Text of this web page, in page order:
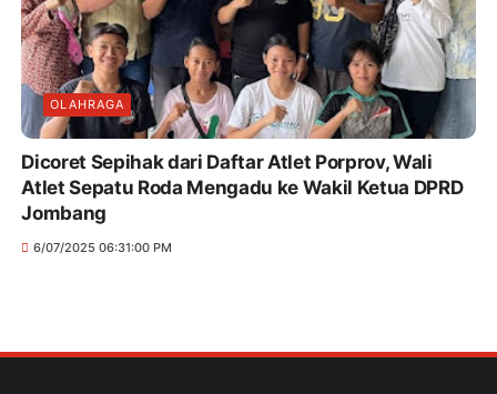
OLAHRAGA
Dicoret Sepihak dari Daftar Atlet Porprov, Wali
Atlet Sepatu Roda Mengadu ke Wakil Ketua DPRD
Jombang
6/07/2025 06:31:00 PM